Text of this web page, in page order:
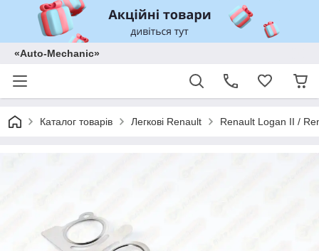
«Auto-Mechanic»
Каталог товарів Легкові Renault Renault Logan II /